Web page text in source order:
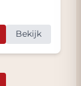
Bekijk